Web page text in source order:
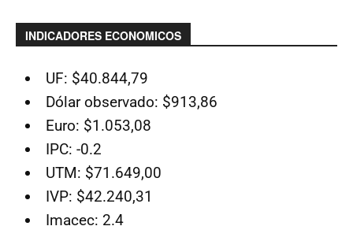
INDICADORES ECONOMICOS
UF: $40.844,79
Dólar observado: $913,86
Euro: $1.053,08
IPC: -0.2
UTM: $71.649,00
IVP: $42.240,31
Imacec: 2.4